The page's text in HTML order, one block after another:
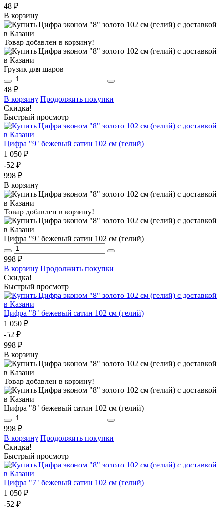
48 ₽
В корзину
Товар добавлен в корзину!
Грузик для шаров
48 ₽
В корзину Продолжить покупки
Скидка!
Быстрый просмотр
Цифра "9" бежевый сатин 102 см (гелий)
1 050 ₽
-52 ₽
998 ₽
В корзину
Товар добавлен в корзину!
Цифра "9" бежевый сатин 102 см (гелий)
998 ₽
В корзину Продолжить покупки
Скидка!
Быстрый просмотр
Цифра "8" бежевый сатин 102 см (гелий)
1 050 ₽
-52 ₽
998 ₽
В корзину
Товар добавлен в корзину!
Цифра "8" бежевый сатин 102 см (гелий)
998 ₽
В корзину Продолжить покупки
Скидка!
Быстрый просмотр
Цифра "7" бежевый сатин 102 см (гелий)
1 050 ₽
-52 ₽